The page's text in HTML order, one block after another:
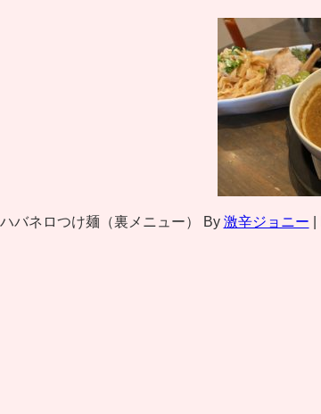
ハバネロつけ麺（裏メニュー） By 激辛ジョニー